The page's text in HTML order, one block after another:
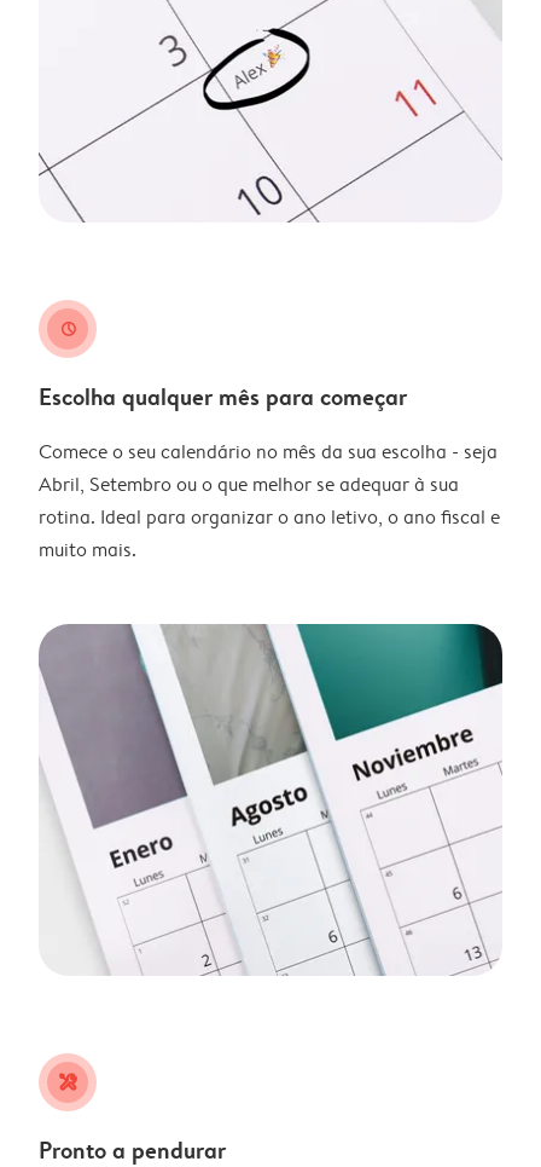
clock
Escolha qualquer mês para começar
Comece o seu calendário no mês da sua escolha - seja
Abril, Setembro ou o que melhor se adequar à sua
rotina. Ideal para organizar o ano letivo, o ano fiscal e
muito mais.
tools
Pronto a pendurar